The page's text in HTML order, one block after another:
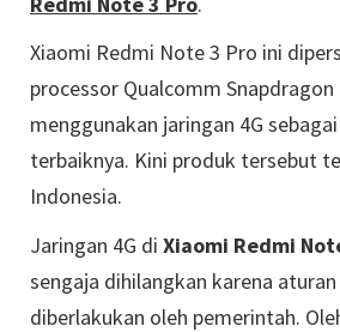
Xiaomi Redmi Note 3 Pro ini
processor Qualcomm Snapdragon
menggunakan jaringan 4G
terbaiknya. Kini produk tersebut
Indonesia.
Jaringan 4G di Xiaomi Redmi
sengaja dihilangkan karena
diberlakukan oleh pemerintah.